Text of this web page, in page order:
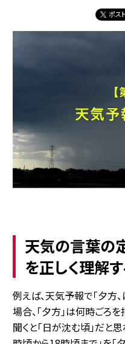
ポス
天気の言葉の
を正しく理解
例えば、天気予報で「夕方
場合、「夕方」は何時ごろを
聞くと「日が沈む頃」だと